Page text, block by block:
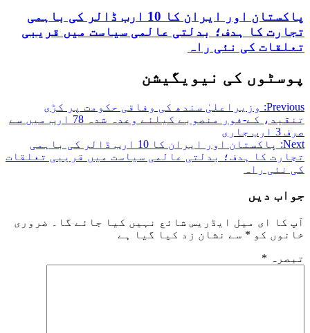
پاکستان اور ایران کا 10 ارب ڈالر کی باہمی
تجارت کا ہدف؛ بدلتی عالمی سیاست میں قریبی
تعلقات کی نئی راہ
پوسٹوں کی نیویگیشن
Previous:
وزیراعلیٰ سندھ کی وفاقی حکومت پر کڑی
تنقید، کے-فور منصوبے کیلئے وعدہ شدہ 78 ارب میں سے
صرف 3 ارب جاری
Next:
پاکستان اور ایران کا 10 ارب ڈالر کی باہمی
تجارت کا ہدف؛ بدلتی عالمی سیاست میں قریبی تعلقات
کی نئی راہ
جواب دیں
آپ کا ای میل ایڈریس شائع نہیں کیا جائے گا۔
ضروری
خانوں کو * سے نشان زد کیا گیا ہے
تبصرہ *